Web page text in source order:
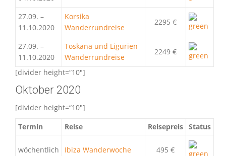
27.09. –
11.10.2020
Korsika
Wanderrundreise
2295 €
27.09. –
11.10.2020
Toskana und Ligurien
Wanderrundreise
2249 €
[divider height=“10″]
Oktober 2020
[divider height=“10″]
Termin
Reise Reisepreis Status
wöchentlich Ibiza Wanderwoche 495 €